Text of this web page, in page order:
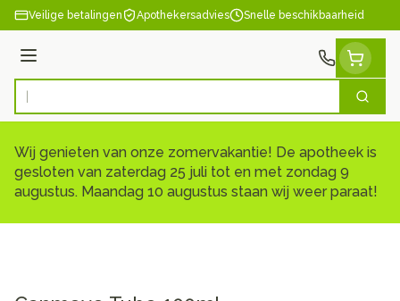
Ga naar de inhoud
Veilige betalingen Apothekersadvies Snelle beschikbaarheid
Menu
Product, merk, categorie... Zoek
Wij genieten van onze zomervakantie! De apotheek is
gesloten van zaterdag 25 juli tot en met zondag 9
augustus. Maandag 10 augustus staan wij weer paraat!